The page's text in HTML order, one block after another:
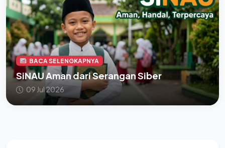
BACA SELENGKAPNYA
SiNAU Aman dari Serangan Siber
09 Jul 2026